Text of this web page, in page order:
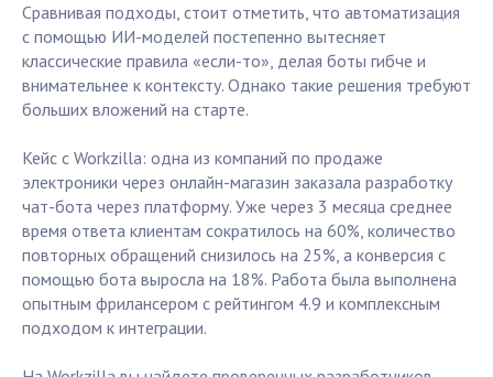
Сравнивая подходы, стоит отметить, что автоматизация
с помощью ИИ-моделей постепенно вытесняет
классические правила «если-то», делая боты гибче и
внимательнее к контексту. Однако такие решения требуют
больших вложений на старте.
Кейс с Workzilla: одна из компаний по продаже
электроники через онлайн-магазин заказала разработку
чат-бота через платформу. Уже через 3 месяца среднее
время ответа клиентам сократилось на 60%, количество
повторных обращений снизилось на 25%, а конверсия с
помощью бота выросла на 18%. Работа была выполнена
опытным фрилансером с рейтингом 4.9 и комплексным
подходом к интеграции.